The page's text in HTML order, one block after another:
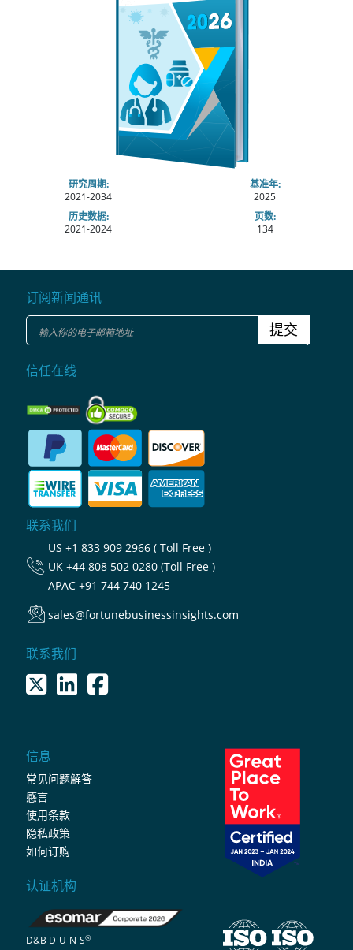
研究周期:
2021-2034
基准年:
2025
历史数据:
2021-2024
页数:
134
订阅新闻通讯
提交
信任在线
联系我们
US +1 833 909 2966 ( Toll Free )
UK +44 808 502 0280 (Toll Free )
APAC +91 744 740 1245
sales@fortunebusinessinsights.com
联系我们
信息
常见问题解答
感言
使用条款
隐私政策
如何订购
认证机构
D&B D-U-N-S®